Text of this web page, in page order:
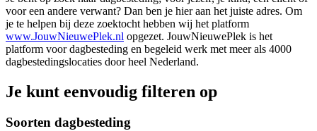
voor een andere verwant? Dan ben je hier aan het juiste adres. Om
je te helpen bij deze zoektocht hebben wij het platform
www.JouwNieuwePlek.nl opgezet. JouwNieuwePlek is het
platform voor dagbesteding en begeleid werk met meer als 4000
dagbestedingslocaties door heel Nederland.
Je kunt eenvoudig filteren op
Soorten dagbesteding